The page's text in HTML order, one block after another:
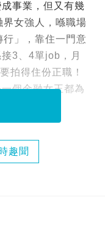
事業，但又有幾
女強人，喺職場
」，靠住一門意
3、4單job，月
拍得住份正職！
個金融女王都為
趣聞